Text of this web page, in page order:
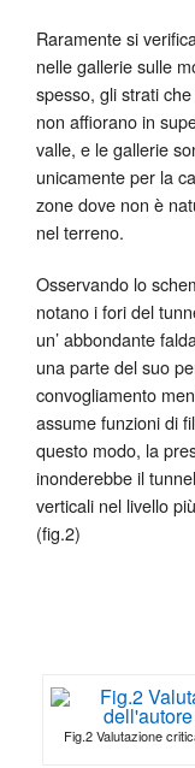
Raramente si
nelle gallerie sulle
spesso, gli strati
non affiorano in
valle, e le gallerie
unicamente per la
zone dove non è
nel terreno.
Osservando lo
notano i fori del
un’ abbondante
una parte del suo
convogliamento
assume funzioni di
questo modo, la
inonderebbe il
verticali nel livello
(fig.2)
Fig.2 Valutazione